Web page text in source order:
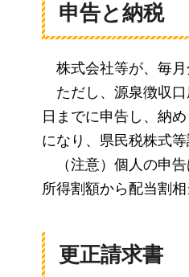
申告と納税
株式会社等が、毎
ただし、 源泉徴収
日までに申告し、納
になり、県民税株式
（注意） 個人の申
所得割額から配当割相
更正請求書